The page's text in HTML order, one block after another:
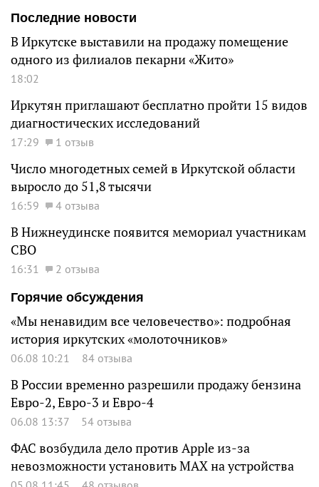
Последние новости
В Иркутске выставили на продажу помещение
одного из филиалов пекарни «Жито»
18:02
Иркутян приглашают бесплатно пройти 15 видов
диагностических исследований
17:29 1 отзыв
Число многодетных семей в Иркутской области
выросло до 51,8 тысячи
16:59 4 отзыва
В Нижнеудинске появится мемориал участникам
СВО
16:31
2 отзыва
Горячие обсуждения
«Мы ненавидим все человечество»: подробная
история иркутских «молоточников»
06.08 10:21 84 отзыва
В России временно разрешили продажу бензина
Евро-2, Евро-3 и Евро-4
06.08 13:37 54 отзыва
ФАС возбудила дело против Apple из-за
невозможности установить MAX на устройства